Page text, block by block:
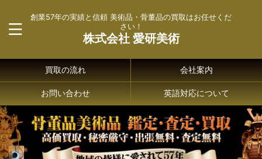
創業57年の実績と信頼 美術品・骨董品の買取はお任せくだ
さい！
株式会社 愛研美術
買取の流れ 会社案内
お問い合わせ 英語対応について